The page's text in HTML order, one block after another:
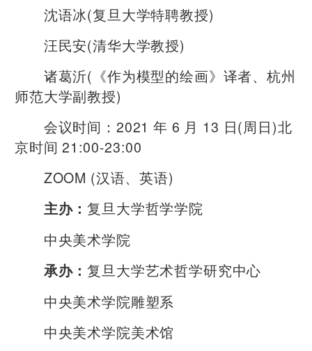
沈语冰(复旦大学特聘教授)
汪民安(清华大学教授)
诸葛沂(《作为模型的绘画》译者、杭州
师范大学副教授)
会议时间：2021 年 6 月 13 日(周日)北
京时间 21:00-23:00
ZOOM (汉语、英语)
主办：复旦大学哲学学院
中央美术学院
承办：复旦大学艺术哲学研究中心
中央美术学院雕塑系
中央美术学院美术馆